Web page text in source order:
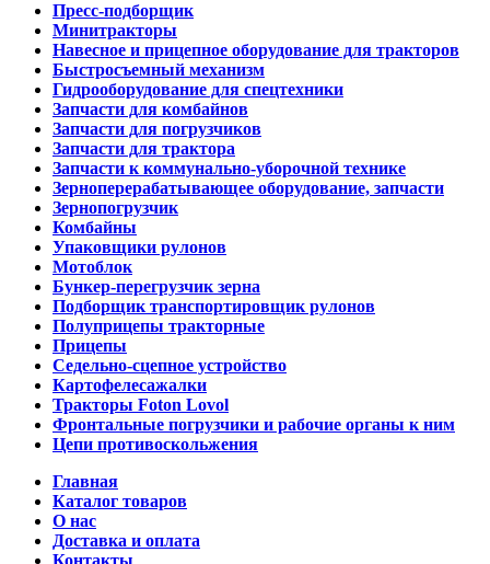
Пресс-подборщик
Минитракторы
Навесное и прицепное оборудование для тракторов
Быстросъемный механизм
Гидрооборудование для спецтехники
Запчасти для комбайнов
Запчасти для погрузчиков
Запчасти для трактора
Запчасти к коммунально-уборочной технике
Зерноперерабатывающее оборудование, запчасти
Зернопогрузчик
Комбайны
Упаковщики рулонов
Мотоблок
Бункер-перегрузчик зерна
Подборщик транспортировщик рулонов
Полуприцепы тракторные
Прицепы
Седельно-сцепное устройство
Картофелесажалки
Тракторы Foton Lovol
Фронтальные погрузчики и рабочие органы к ним
Цепи противоскольжения
Главная
Каталог товаров
О нас
Доставка и оплата